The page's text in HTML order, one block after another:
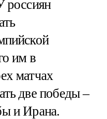
россиян
им в
матчах
две победы –
и Ирана.